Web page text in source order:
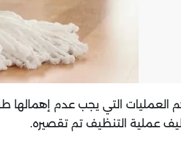
العمليات التي يجب عدم إهمالها
عملية التنظيف تم تقصيره.